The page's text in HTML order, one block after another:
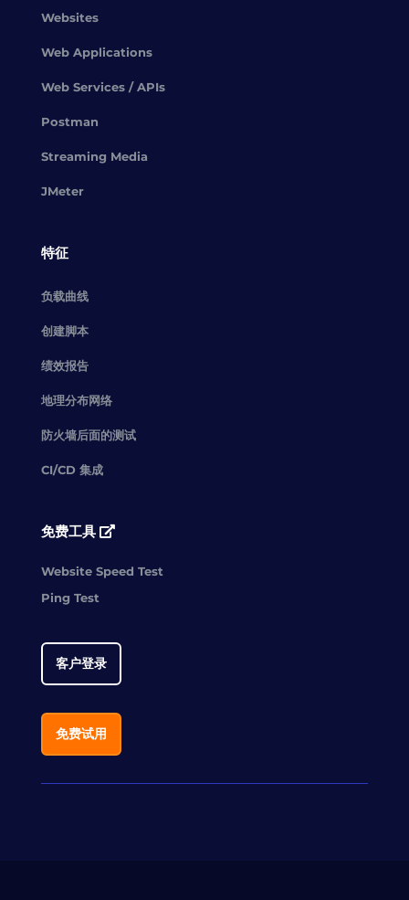
Websites
Web Applications
Web Services / APIs
Postman
Streaming Media
JMeter
特征
负载曲线
创建脚本
绩效报告
地理分布网络
防火墙后面的测试
CI/CD 集成
免费工具
Website Speed Test
Ping Test
客户登录
免费试用